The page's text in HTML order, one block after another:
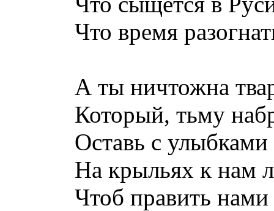
Что время
А ты ничтожна
Который, тьму
Оставь с
На крыльях к нам
Чтоб править